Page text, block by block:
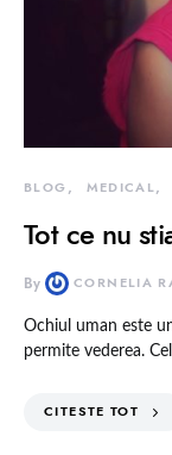
BLOG MEDICAL
Tot ce nu
By CORNELIA
Ochiul uman este
permite vederea.
CITESTE TOT